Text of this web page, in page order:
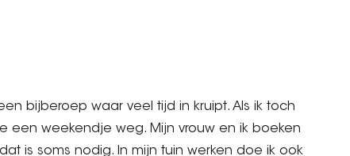
bijberoep waar veel tijd in kruipt. Als ik toch
een weekendje weg. Mijn vrouw en ik boeken
is soms nodig. In mijn tuin werken doe ik ook